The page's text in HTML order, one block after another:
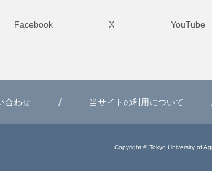
Facebook
X YouTube
合わせ 当サイトの利用について
Copyright © Tokyo University of